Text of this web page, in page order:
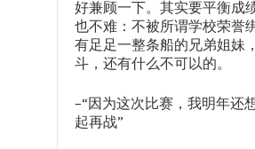
好兼顾一下。其实要平衡成
也不难：不被所谓学校荣誉
有足足一整条船的兄弟姐妹
斗，还有什么不可以的。
–“因为这次比赛，我明年还
起再战”